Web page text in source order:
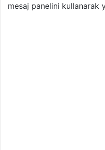
mesaj panelini kullanarak